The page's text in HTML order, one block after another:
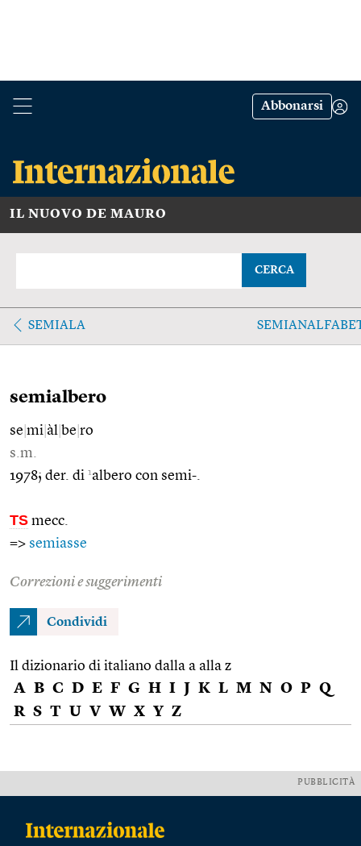
Abbonarsi
IL NUOVO DE MAURO
CERCA
SEMIALA
semialbero
se mi àl be ro
s.m.
1978; der. di 1albero con semi-.
TS mecc.
=> semiasse
Correzioni e suggerimenti
Condividi
Il dizionario di italiano dalla a alla z
A B C D E F G H I J K L M N O P Q
R S T U V W X Y Z
PUBBLICITÀ